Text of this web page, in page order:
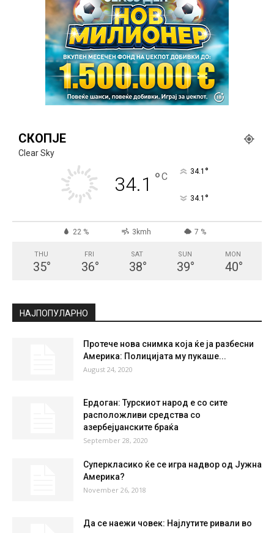
СКОПЈЕ
Clear Sky
34.1 °C 34.1 °
34.1 °
22 % 3kmh 7 %
THU
35°
FRI
36°
SAT
38°
SUN
39°
MON
40°
НАЈПОПУЛАРНО
Протече нова снимка која ќе ја разбесни
Америка: Полицијата му пукаше...
August 24, 2020
Ердоган: Турскиот народ е со сите
расположливи средства со
азербејџанските браќа
September 28, 2020
Суперкласико ќе се игра надвор од Јужна
Америка?
November 26, 2018
Да се наежи човек: Најлутите ривали во